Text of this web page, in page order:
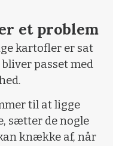
et problem
kartofler er sat
passet med
til at ligge
sætter de nogle
knække af, når